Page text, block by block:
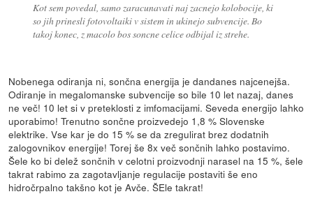
Kot sem povedal, samo zaracunavati naj zacnejo kolobocije, ki
so jih prinesli fotovoltaiki v sistem in ukinejo subvencije. Bo
takoj konec, z macolo bos soncne celice odbijal iz strehe.
Nobenega odiranja ni, sončna energija je dandanes najcenejša.
Odiranje in megalomanske subvencije so bile 10 let nazaj, danes
ne več! 10 let si v preteklosti z imfomacijami. Seveda energijo lahko
uporabimo! Trenutno sončne proizvedejo 1,8 % Slovenske
elektrike. Vse kar je do 15 % se da zregulirat brez dodatnih
zalogovnikov energije! Torej še 8x več sončnih lahko postavimo.
Šele ko bi delež sončnih v celotni proizvodnji narasel na 15 %, šele
takrat rabimo za zagotavljanje regulacije postaviti še eno
hidročrpalno takšno kot je Avče. ŠEle takrat!